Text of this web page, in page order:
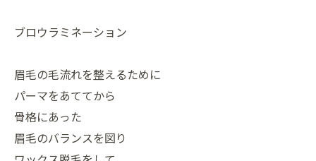
ブロウラミネーション
眉毛の毛流れを整えるために
パーマをあててから
骨格にあった
眉毛のバランスを図り